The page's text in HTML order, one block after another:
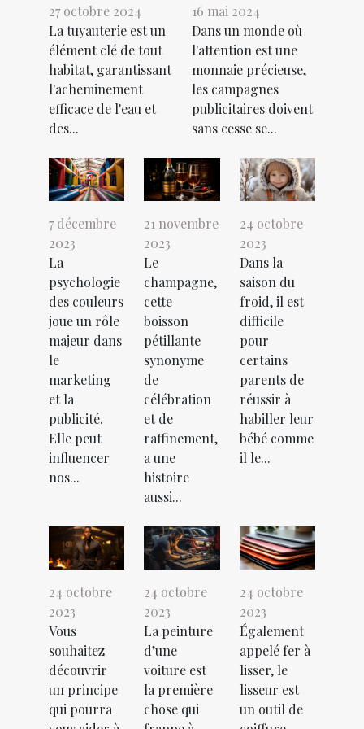
27 octobre 2024
La tuyauterie est un
élément clé de tout
habitat, garantissant
l'acheminement
efficace de l'eau et
des...
16 mai 2024
Dans un monde où
l'attention est une
monnaie précieuse,
les campagnes
publicitaires doivent
sans cesse se...
7 décembre
2023
La
psychologie
des couleurs
joue un rôle
majeur dans
le
marketing
et la
publicité.
Elle peut
influencer
nos...
21 novembre
2023
Le
champagne,
cette
boisson
pétillante
synonyme
de
célébration
et de
raffinement,
a une
histoire
aussi...
24 octobre
2023
Dans la
saison du
froid, il est
difficile
pour
certains
parents de
réussir à
habiller leur
bébé comme
il le...
24 octobre
2023
Vous
souhaitez
découvrir
un principe
qui pourra
24 octobre
2023
La peinture
d’une
voiture est
la première
chose qui
24 octobre
2023
Également
appelé fer à
lisser, le
lisseur est
un outil de